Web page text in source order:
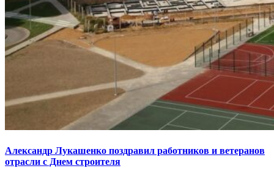
Александр Лукашенко поздравил работников и ветеранов
отрасли с Днем строителя